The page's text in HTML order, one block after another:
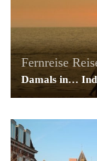
Fernreise
Damals in…